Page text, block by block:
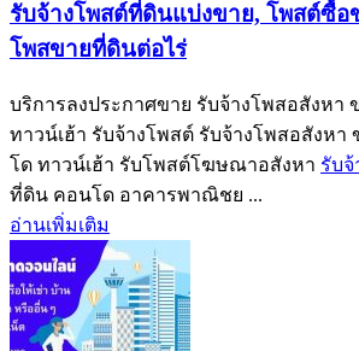
รับจ้างโพสต์ที่ดินแบ่งขาย, โพสต์ซื้
โพสขายที่ดินต่อไร่
บริการลงประกาศขาย รับจ้างโพสอสังหา
ทาวน์เฮ้า รับจ้างโพสต์ รับจ้างโพสอสังห
โด ทาวน์เฮ้า รับโพสต์โฆษณาอสังหา รับจ้
ที่ดิน คอนโด อาคารพาณิชย ...
อ่านเพิ่มเติม